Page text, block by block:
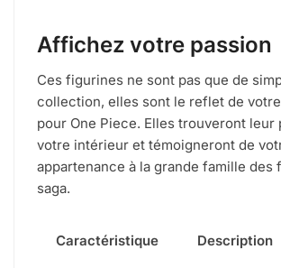
Affichez votre passion
Ces figurines ne sont pas que de
collection, elles sont le reflet de
pour One Piece. Elles trouveront leur
votre intérieur et témoigneront de
appartenance à la grande famille des
saga.
Caractéristique Description